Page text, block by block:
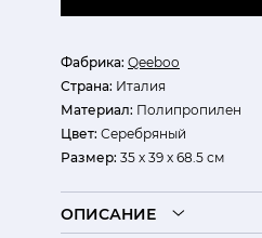
Фабрика: Qeeboo
Страна: Италия
Материал: Полипропилен
Цвет: Серебряный
Размер: 35 x 39 x 68.5 см
ОПИСАНИЕ